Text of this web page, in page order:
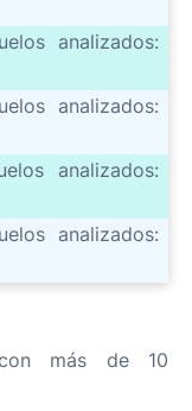
analizados:
analizados:
analizados:
analizados:
con más de 10